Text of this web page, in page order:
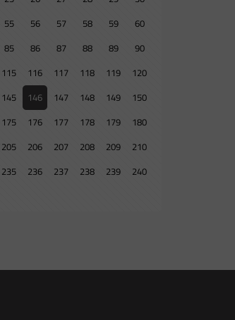
55 56 57 58 59
60
85 86 87 88 89
90
115 116 117 118 119
120
145 146 147 148 149
150
175 176 177 178 179
180
205 206 207 208 209
210
235 236 237 238 239
240